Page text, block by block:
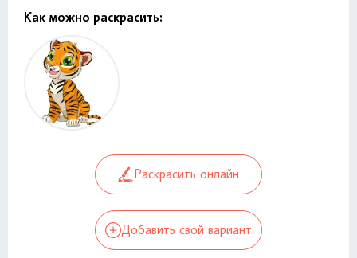
Как можно раскрасить:
Раскрасить онлайн
Добавить свой вариант